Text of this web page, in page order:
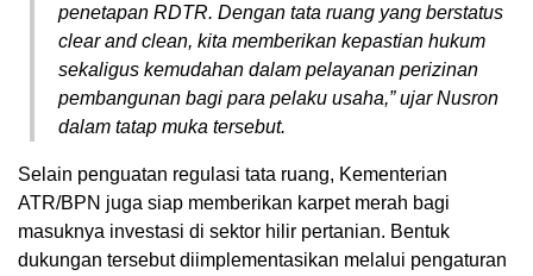
penetapan RDTR. Dengan tata ruang yang berstatus
clear and clean, kita memberikan kepastian hukum
sekaligus kemudahan dalam pelayanan perizinan
pembangunan bagi para pelaku usaha,” ujar Nusron
dalam tatap muka tersebut.
Selain penguatan regulasi tata ruang, Kementerian
ATR/BPN juga siap memberikan karpet merah bagi
masuknya investasi di sektor hilir pertanian. Bentuk
dukungan tersebut diimplementasikan melalui pengaturan